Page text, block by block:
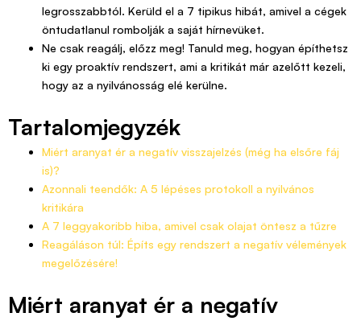
legrosszabbtól. Kerüld el a 7 tipikus hibát, amivel a cégek
öntudatlanul rombolják a saját hírnevüket.
Ne csak reagálj, előzz meg! Tanuld meg, hogyan építhetsz
ki egy proaktív rendszert, ami a kritikát már azelőtt kezeli,
hogy az a nyilvánosság elé kerülne.
Tartalomjegyzék
Miért aranyat ér a negatív visszajelzés (még ha elsőre fáj
is)?
Azonnali teendők: A 5 lépéses protokoll a nyilvános
kritikára
A 7 leggyakoribb hiba, amivel csak olajat öntesz a tűzre
Reagáláson túl: Építs egy rendszert a negatív vélemények
megelőzésére!
Miért aranyat ér a negatív